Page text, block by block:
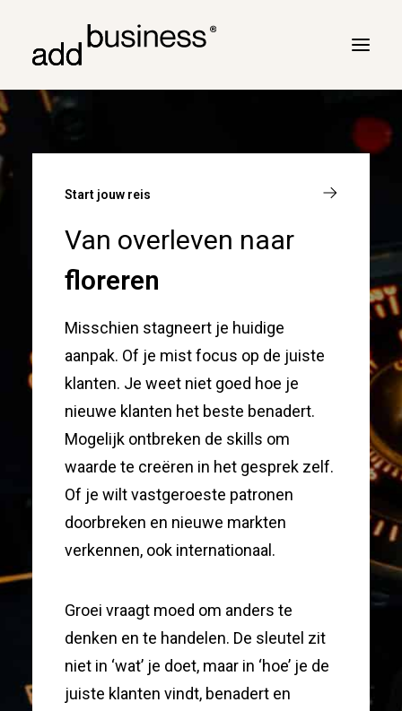
Vluchtplan
Vluchtbriefing
Cross border
Marc Neyrinck
Partners
Start jouw reis
Van overleven naar
floreren
Misschien stagneert je huidige
aanpak. Of je mist focus op de juiste
klanten. Je weet niet goed hoe je
nieuwe klanten het beste benadert.
Mogelijk ontbreken de skills om
waarde te creëren in het gesprek zelf.
Of je wilt vastgeroeste patronen
doorbreken en nieuwe markten
verkennen, ook internationaal.
Groei vraagt moed om anders te
denken en te handelen. De sleutel zit
niet in ‘wat’ je doet, maar in ‘hoe’ je de
juiste klanten vindt, benadert en